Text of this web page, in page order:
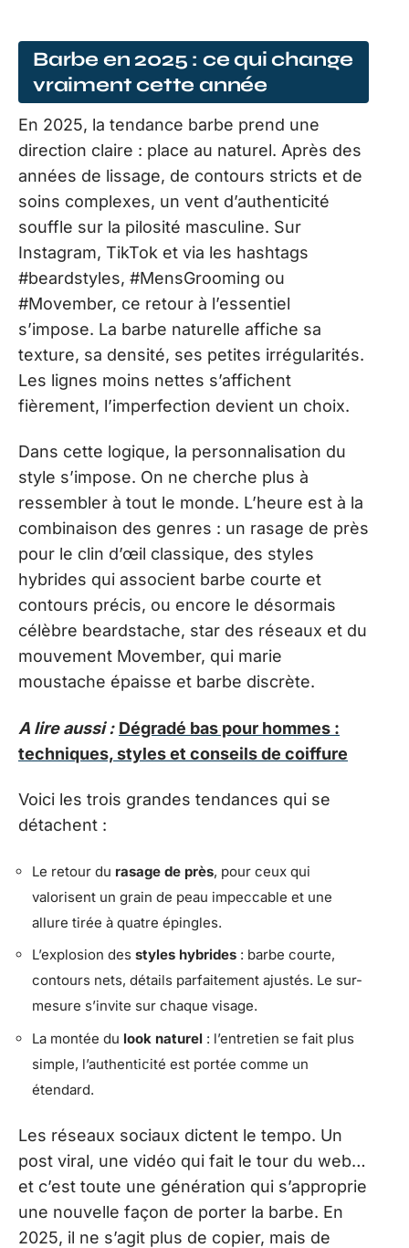
Barbe en 2025 : ce qui change
vraiment cette année
En 2025, la tendance barbe prend une
direction claire : place au naturel. Après des
années de lissage, de contours stricts et de
soins complexes, un vent d’authenticité
souffle sur la pilosité masculine. Sur
Instagram, TikTok et via les hashtags
#beardstyles, #MensGrooming ou
#Movember, ce retour à l’essentiel
s’impose. La barbe naturelle affiche sa
texture, sa densité, ses petites irrégularités.
Les lignes moins nettes s’affichent
fièrement, l’imperfection devient un choix.
Dans cette logique, la personnalisation du
style s’impose. On ne cherche plus à
ressembler à tout le monde. L’heure est à la
combinaison des genres : un rasage de près
pour le clin d’œil classique, des styles
hybrides qui associent barbe courte et
contours précis, ou encore le désormais
célèbre beardstache, star des réseaux et du
mouvement Movember, qui marie
moustache épaisse et barbe discrète.
A lire aussi : Dégradé bas pour hommes :
techniques, styles et conseils de coiffure
Voici les trois grandes tendances qui se
détachent :
Le retour du rasage de près, pour ceux qui
valorisent un grain de peau impeccable et une
allure tirée à quatre épingles.
L’explosion des styles hybrides : barbe courte,
contours nets, détails parfaitement ajustés. Le sur-
mesure s’invite sur chaque visage.
La montée du look naturel : l’entretien se fait plus
simple, l’authenticité est portée comme un
étendard.
Les réseaux sociaux dictent le tempo. Un
post viral, une vidéo qui fait le tour du web…
et c’est toute une génération qui s’approprie
une nouvelle façon de porter la barbe. En
2025, il ne s’agit plus de copier, mais de